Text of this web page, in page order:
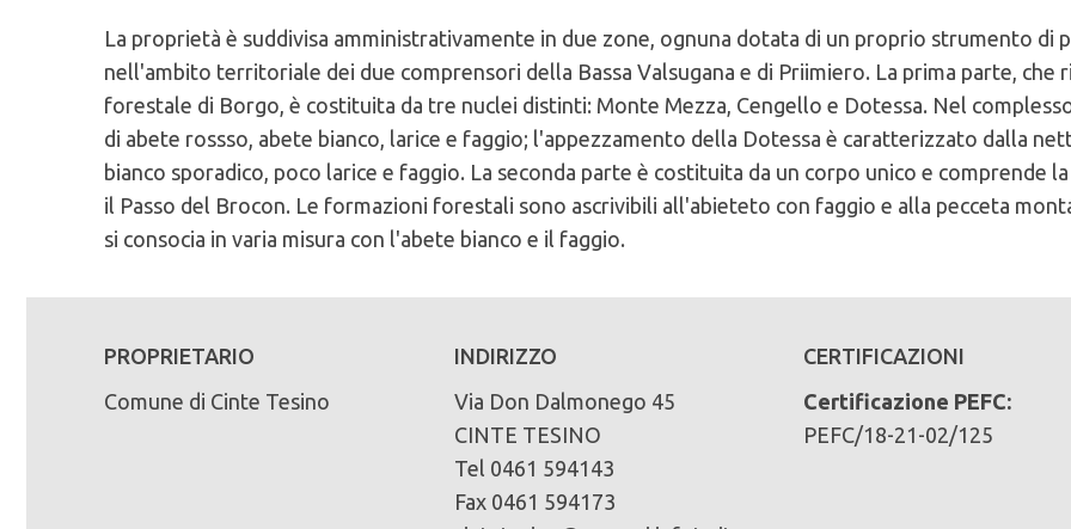
La proprietà è suddivisa amministrativamente in due zone, ognuna dotata di un proprio strumento di
nell'ambito territoriale dei due comprensori della Bassa Valsugana e di Priimiero. La prima parte,
forestale di Borgo, è costituita da tre nuclei distinti: Monte Mezza, Cengello e Dotessa. Nel
di abete rossso, abete bianco, larice e faggio; l'appezzamento della Dotessa è caratterizzato dalla
bianco sporadico, poco larice e faggio. La seconda parte è costituita da un corpo unico e comprende
il Passo del Brocon. Le formazioni forestali sono ascrivibili all'abieteto con faggio e alla pecceta
si consocia in varia misura con l'abete bianco e il faggio.
PROPRIETARIO
Comune di Cinte Tesino
INDIRIZZO
Via Don Dalmonego 45
CINTE TESINO
Tel 0461 594143
Fax 0461 594173
CERTIFICAZIONI
Certificazione PEFC:
PEFC/18-21-02/125
Scarica la mappa sinottica forestale del comune di Comune di Cinte Tesino
cliccando qui
Caratteristiche Stazionali:
Altitudine Minima: 580
Altitudine Massima: 1840
Altitudine Prevalente: 1210
Esposizione: nord/est, est
Caratteristiche Geologiche:
PEFC n°:
PEFC/18-21-02/125
Scadenza del piano di assestamento:
2004-2013
Superficie di proprietà totale (in ettari):
2780
1535
Composizione specie principali (in %):
abete rosso 67% abete bianco 21% larice 7% faggio 5%
Massa legnosa ad ettaro: